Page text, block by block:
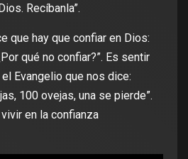
Recíbanla”.
que hay que confiar en Dios:
qué no confiar?”. Es sentir
Evangelio que nos dice:
100 ovejas, una se pierde”.
en la confianza